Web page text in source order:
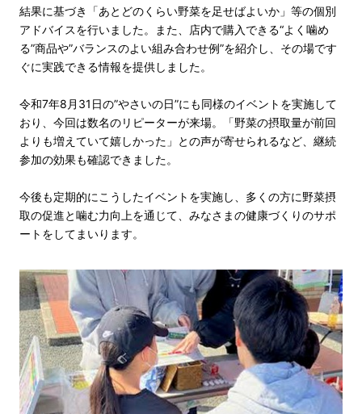
結果に基づき「あとどのくらい野菜を足せばよいか」等の個別
アドバイスを行いました。また、店内で購入できる“よく噛め
る”商品や”バランスのよい組み合わせ例”を紹介し、その場です
ぐに実践できる情報を提供しました。
令和7年8月31日の”やさいの日”にも同様のイベントを実施して
おり、今回は数名のリピーターが来場。「野菜の摂取量が前回
よりも増えていて嬉しかった」との声が寄せられるなど、継続
参加の効果も確認できました。
今後も定期的にこうしたイベントを実施し、多くの方に野菜摂
取の促進と噛む力向上を通じて、みなさまの健康づくりのサポ
ートをしてまいります。